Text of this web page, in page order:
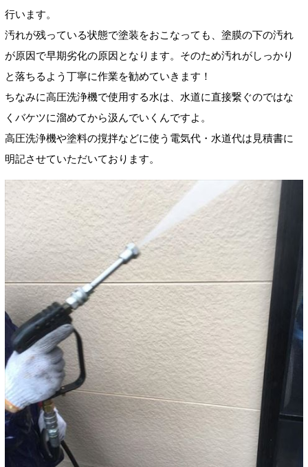
行います。
汚れが残っている状態で塗装をおこなっても、塗膜の下の汚れ
が原因で早期劣化の原因となります。そのため汚れがしっかり
と落ちるよう丁寧に作業を勧めていきます！
ちなみに高圧洗浄機で使用する水は、水道に直接繋ぐのではな
くバケツに溜めてから汲んでいくんですよ。
高圧洗浄機や塗料の撹拌などに使う電気代・水道代は見積書に
明記させていただいております。